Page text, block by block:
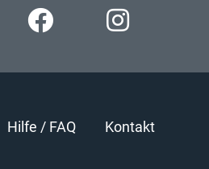
Hilfe / FAQ Kontakt